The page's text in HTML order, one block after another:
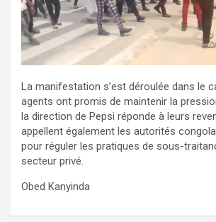
La manifestation s’est déroulée dans le
agents ont promis de maintenir la
la direction de Pepsi réponde à leurs
appellent également les autorités
pour réguler les pratiques de sous-
secteur privé.
Obed Kanyinda